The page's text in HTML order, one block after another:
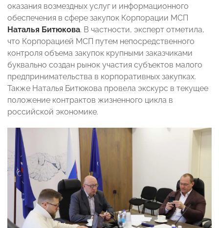
оказания возмездных услуг и информационного
обеспечения в сфере закупок Корпорации МСП
Наталья Битюкова. В частности, эксперт отметила,
что Корпорацией МСП путем непосредственного
контроля объема закупок крупными заказчиками
буквально создан рынок участия субъектов малого
предпринимательства в корпоративных закупках.
Также Наталья Битюкова провела экскурс в текущее
положение контрактов жизненного цикла в
российской экономике.